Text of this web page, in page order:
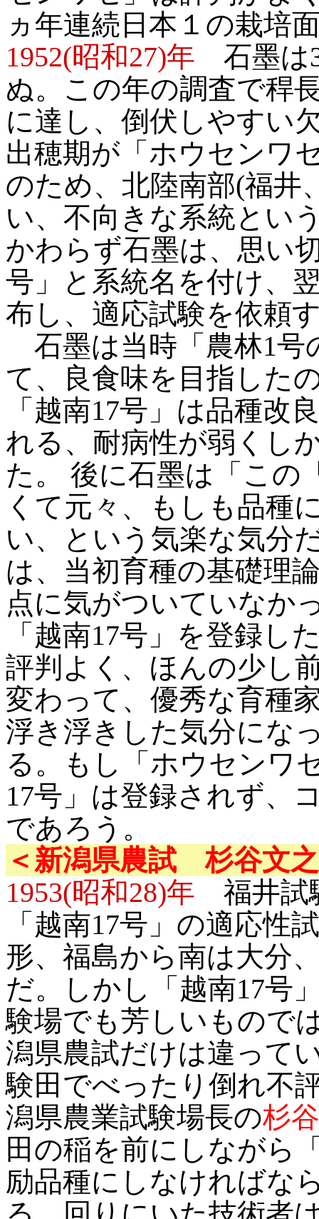
ヵ年連続日本１の栽培
1952(昭和27)年 石墨は
ぬ。この年の調査で稈
に達し、倒伏しやすい
出穂期が「ホウセンワ
のため、北陸南部(福井
い、不向きな系統とい
かわらず石墨は、思い
号」と系統名を付け、
布し、適応試験を依頼
石墨は当時「農林1号
て、良食味を目指した
「越南17号」は品種改
れる、耐病性が弱くし
た。 後に石墨は「この
くて元々、もしも品種
い、という気楽な気分
は、当初育種の基礎理
点に気がついていなか
「越南17号」を登録し
評判よく、ほんの少し
変わって、優秀な育種
浮き浮きした気分にな
る。もし「ホウセンワ
17号」は登録されず、
であろう。
＜新潟県農試 杉谷文
1953(昭和28)年 福井試
「越南17号」の適応性
形、福島から南は大分
だ。しかし「越南17号
験場でも芳しいもので
潟県農試だけは違って
験田でべったり倒れ不
潟県農業試験場長の杉
田の稲を前にしながら
励品種にしなければな